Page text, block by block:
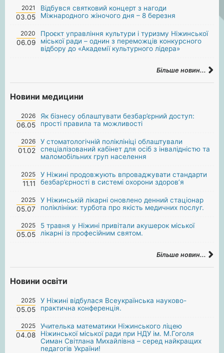
2021
03.05
Відбувся святковий концерт з нагоди
Міжнародного жіночого дня – 8 березня
2020
06.09
Проєкт управління культури і туризму Ніжинської
міської ради – однин з переможців конкурсного
відбору до «Академії культурного лідера»
Більше новин...
Новини медицини
2026
06.05
Як бізнесу облаштувати безбар’єрний доступ:
прості правила та можливості
2026
01.02
У стоматологічній поліклініці облаштували
спеціалізований кабінет для осіб з інвалідністю та
маломобільних груп населення
2025
11.11
У Ніжині продовжують впроваджувати стандарти
безбар’єрності в системі охорони здоров’я
2025
05.07
У Ніжинській лікарні оновлено денний стаціонар
поліклініки: турбота про якість медичних послуг.
2025
05.05
5 травня у Ніжині привітали акушерок міської
лікарні із професійним святом.
Більше новин...
Новини освіти
2025
05.05
У Ніжині відбулася Всеукраїнська науково-
практична конференція.
2025
04.08
Учителька математики Ніжинського ліцею
Ніжинської міської ради при НДУ ім. М.Гоголя
Симан Світлана Михайлівна – серед найкращих
педагогів України!